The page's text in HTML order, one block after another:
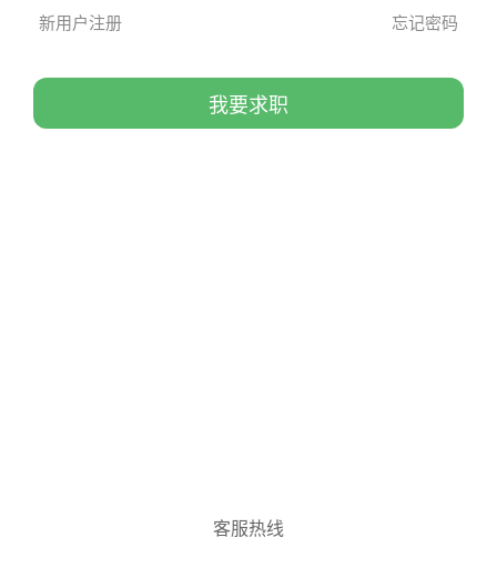
新用户注册 忘记密码
我要求职
客服热线